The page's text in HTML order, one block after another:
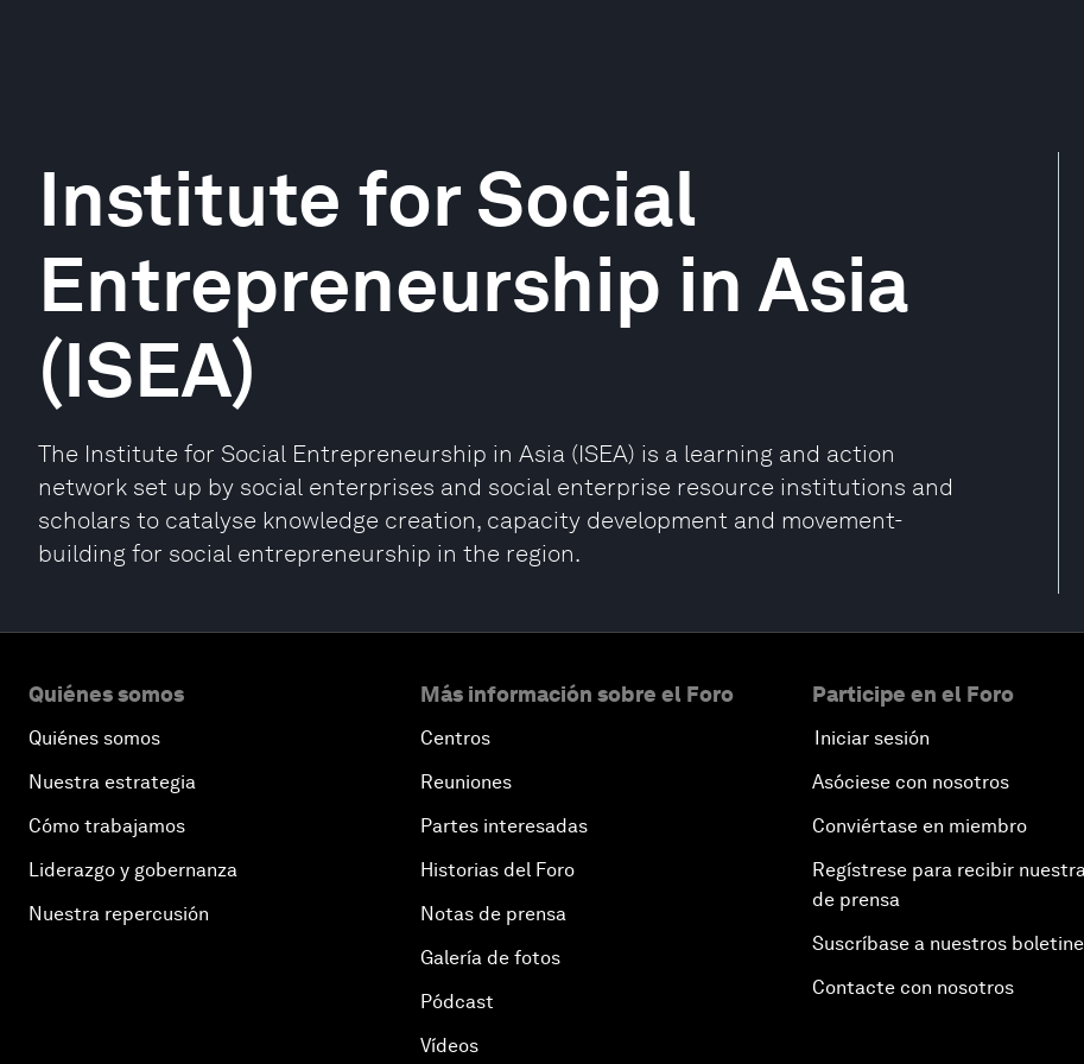
Institute for Social
Entrepreneurship in Asia
(ISEA)
The Institute for Social Entrepreneurship in Asia (ISEA) is a learning and action
network set up by social enterprises and social enterprise resource institutions and
scholars to catalyse knowledge creation, capacity development and movement-
building for social entrepreneurship in the region.
Quiénes somos
Quiénes somos
Nuestra estrategia
Cómo trabajamos
Liderazgo y gobernanza
Nuestra repercusión
Más información sobre el Foro
Centros
Reuniones
Partes interesadas
Historias del Foro
Notas de prensa
Galería de fotos
Pódcast
Vídeos
Participe en el Foro
Iniciar sesión
Asóciese con nosotros
Conviértase en miembro
Regístrese para recibir
de prensa
Suscríbase a nuestros
Contacte con nosotros